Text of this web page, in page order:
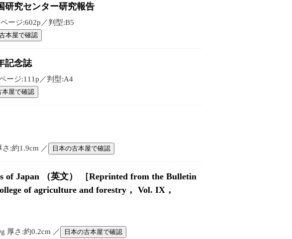
研究センター研究報告
ージ:602p／判型:B5
本屋で確認
記念誌
ージ:111p／判型:A4
本屋で確認
:約1.9cm ／
日本の古本屋で確認
of Japan （英文） ［Reprinted from the Bulletin
of agriculture and forestry， Vol. IX，
厚さ:約0.2cm ／
日本の古本屋で確認